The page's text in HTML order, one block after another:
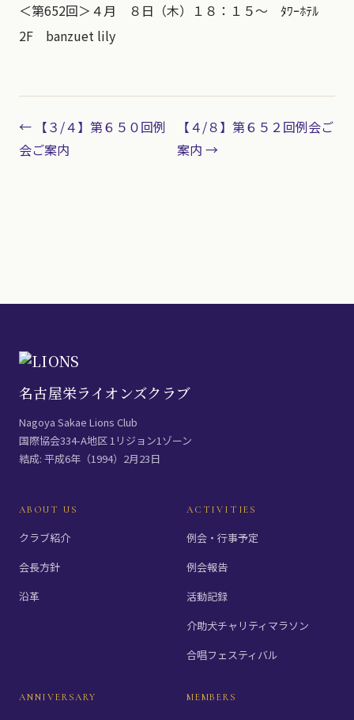
＜第652回＞４月 ８日（木）１８：１５～ ﾀﾜｰﾎﾃﾙ
2F banzuet lily
← 【３/４】第６５０回例
会ご案内
【４/８】第６５２回例会ご
案内 →
名古屋栄ライオンズクラブ
Nagoya Sakae Lions Club
国際協会334-A地区 1リジョン1ゾーン
結成: 平成6年（1994）2月23日
ABOUT US
クラブ紹介
会長方針
沿革
ACTIVITIES
例会・行事予定
例会報告
活動記録
介助犬チャリティマラソン
合唱フェスティバル
ANNIVERSARY MEMBERS